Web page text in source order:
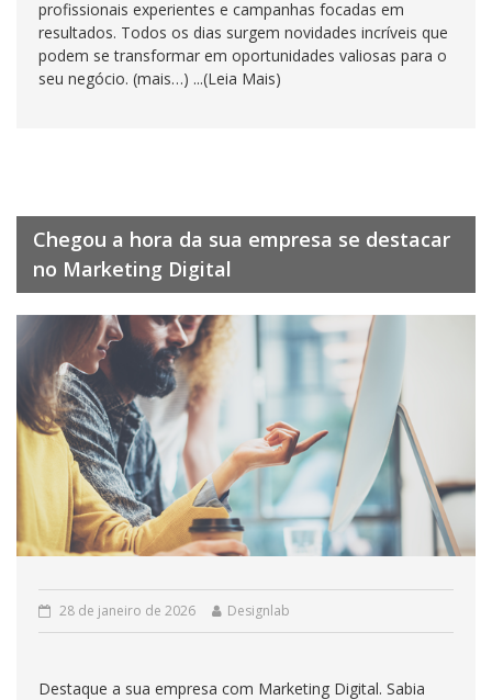
profissionais experientes e campanhas focadas em
resultados. Todos os dias surgem novidades incríveis que
podem se transformar em oportunidades valiosas para o
seu negócio. (mais…) ...(Leia Mais)
Chegou a hora da sua empresa se destacar
no Marketing Digital
28 de janeiro de 2026 Designlab
Destaque a sua empresa com Marketing Digital. Sabia